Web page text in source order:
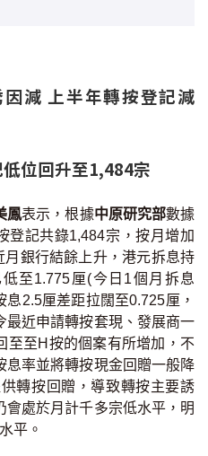
減 上半年轉按登記減
位回升至1,484宗
鳳表示，根據中原研究部數據
登記共錄1,484宗，按月增加
月銀行結餘上升，港元拆息持
至1.775厘(今日1個月拆息
2.5厘差距拉闊至0.725厘，
最近申請轉按套現、發展商一
至至H按的個案有所增加，不
息率並將轉按現金回贈一般降
轉按回贈，導致轉按主要誘
會處於月計千多宗低水平，明
平。